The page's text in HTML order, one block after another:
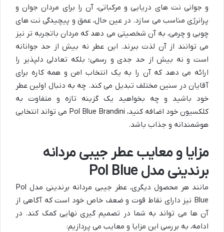
و جوانی نت های دریایی و مرکباتی، آن را برای مردان جوان و
پرانرژی مناسب می سازد. در عین حال، عمق و پیچیدگی نت های
چوبی و چرمی، به آن شخصیتی می دهد که مردان باتجربه تر نیز
می توانند از آن لذت ببرند. این عطر نه بیش از حد جوانانه
است و نه بیش از حد جدی و رسمی؛ بلکه تعادلی دلپذیر را
ارائه می دهد که آن را به یک انتخاب امن و همه کاره برای
آقایان در سنین مختلف تبدیل می کند. چه به دنبال اولین عطر
خود باشید و چه بخواهید یک گزینه تازه و متفاوت به
کلکسیون خود اضافه کنید، Pol Blue Brandini می تواند انتخابی
هوشمندانه و جذاب باشد.
مزایا و معایب عطر جیبی مردانه
برندینی مدل Pol Blue
مانند هر محصول دیگری، عطر جیبی مردانه برندینی مدل Pol
Blue نیز دارای نقاط قوت و ضعف خاص خود است که آگاهی از
آن ها می تواند به شما در تصمیم گیری نهایی کمک کند. در
ادامه، به بررسی این مزایا و معایب می پردازیم: